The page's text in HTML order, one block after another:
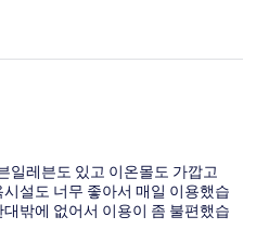
일레븐도 있고 이온몰도 가깝고
설도 너무 좋아서 매일 이용했습
밖에 없어서 이용이 좀 불편했습